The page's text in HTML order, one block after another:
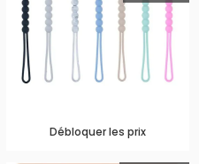
Débloquer les prix